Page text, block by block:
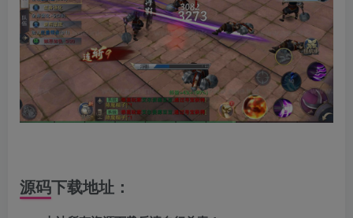
源码下载地址：